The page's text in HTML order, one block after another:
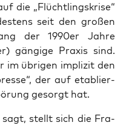
die „Flücht­lings­kri­se“
seit den gro­ßen
der 1990er Jah­re
gän­gi­ge Pra­xis sind.
im übri­gen impli­zit den
der auf eta­blier­
gesorgt hat.
sagt, stellt sich die Fra­